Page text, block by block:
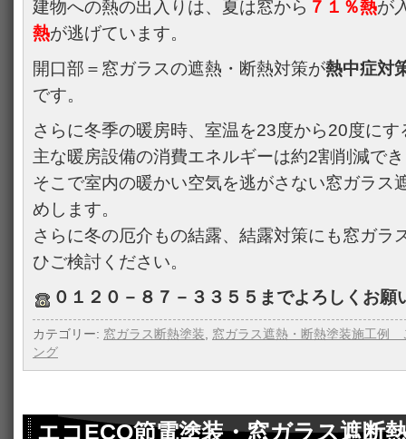
建物への熱の出入りは、夏は窓から ７１％熱が
熱が逃げています。
開口部＝窓ガラスの遮熱・断熱対策が熱中症対
です。
さらに冬季の暖房時、室温を23度から20度にす
主な暖房設備の消費エネルギーは約2割削減で
そこで室内の暖かい空気を逃がさない窓ガラス
めします。
さらに冬の厄介もの結露、結露対策にも窓ガラ
ひご検討ください。
０１２０－８７－３３５５までよろしくお願
カテゴリー: 窓ガラス断熱塗装
窓ガラス遮熱・断熱塗装施工例
ング
エコECO節電塗装・窓ガラス遮断